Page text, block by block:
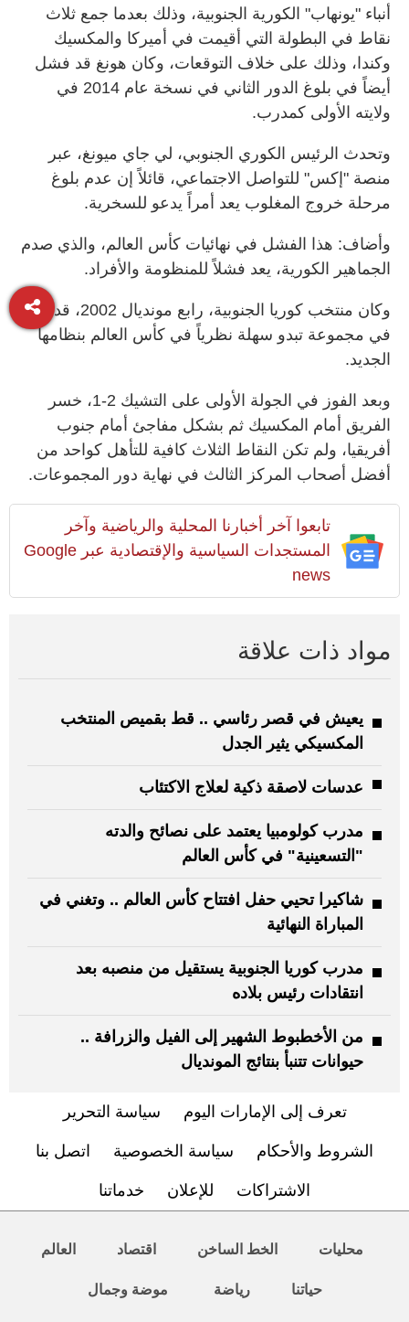
أنباء "يونهاب" الكورية الجنوبية، وذلك بعدما جمع ثلاث
نقاط في البطولة التي أقيمت في أميركا والمكسيك
وكندا، وذلك على خلاف التوقعات، وكان هونغ قد فشل
أيضاً في بلوغ الدور الثاني في نسخة عام 2014 في
ولايته الأولى كمدرب.
وتحدث الرئيس الكوري الجنوبي، لي جاي ميونغ، عبر
منصة "إكس" للتواصل الاجتماعي، قائلاً إن عدم بلوغ
مرحلة خروج المغلوب يعد أمراً يدعو للسخرية.
وأضاف: هذا الفشل في نهائيات كأس العالم، والذي صدم
الجماهير الكورية، يعد فشلاً للمنظومة والأفراد.
وكان منتخب كوريا الجنوبية، رابع مونديال 2002، قد وقع
في مجموعة تبدو سهلة نظرياً في كأس العالم بنظامها
الجديد.
وبعد الفوز في الجولة الأولى على التشيك 2-1، خسر
الفريق أمام المكسيك ثم بشكل مفاجئ أمام جنوب
أفريقيا، ولم تكن النقاط الثلاث كافية للتأهل كواحد من
أفضل أصحاب المركز الثالث في نهاية دور المجموعات.
تابعوا آخر أخبارنا المحلية والرياضية وآخر
المستجدات السياسية والإقتصادية عبر Google
news
مواد ذات علاقة
يعيش في قصر رئاسي .. قط بقميص المنتخب
المكسيكي يثير الجدل
عدسات لاصقة ذكية لعلاج الاكتئاب
مدرب كولومبيا يعتمد على نصائح والدته
"التسعينية" في كأس العالم
شاكيرا تحيي حفل افتتاح كأس العالم .. وتغني في
المباراة النهائية
مدرب كوريا الجنوبية يستقيل من منصبه بعد
انتقادات رئيس بلاده
من الأخطبوط الشهير إلى الفيل والزرافة ..
حيوانات تتنبأ بنتائج المونديال
تعرف إلى الإمارات اليوم سياسة التحرير
الشروط والأحكام سياسة الخصوصية اتصل بنا
الاشتراكات للإعلان خدماتنا
محليات الخط الساخن اقتصاد العالم
حياتنا رياضة موضة وجمال